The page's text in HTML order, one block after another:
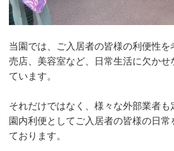
当園では、ご入居者の皆様の利便性
売店、美容室など、日常生活に欠か
ています。
それだけではなく、様々な外部業者も
園内利便としてご入居者の皆様の日常
ております。